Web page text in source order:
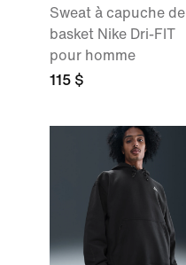
Sweat à capuche de
basket Nike Dri-FIT
pour homme
115 $